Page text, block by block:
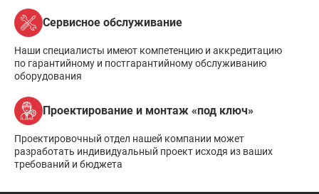
Сервисное обслуживание
Наши специалисты имеют компетенцию и аккредитацию
по гарантийному и постгарантийному обслуживанию
оборудования
Проектирование и монтаж «под ключ»
Проектировочный отдел нашей компании может
разработать индивидуальный проект исходя из ваших
требований и бюджета